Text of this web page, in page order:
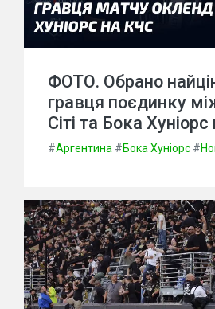
ФОТО. Обрано
гравця поєдинку
Сіті та Бока
#Аргентина #Бока Хуніорс #